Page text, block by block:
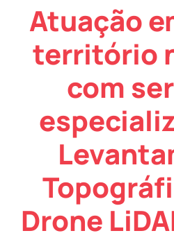
Atuação
território
com
Drone